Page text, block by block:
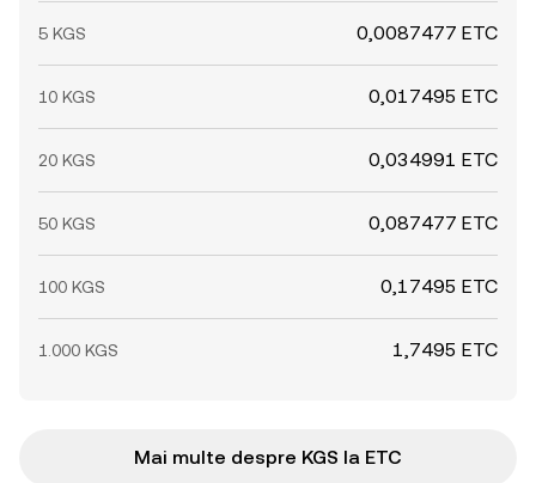
5 KGS 0,0087477 ETC
10 KGS 0,017495 ETC
20 KGS 0,034991 ETC
50 KGS 0,087477 ETC
100 KGS 0,17495 ETC
1.000 KGS 1,7495 ETC
Mai multe despre KGS la ETC